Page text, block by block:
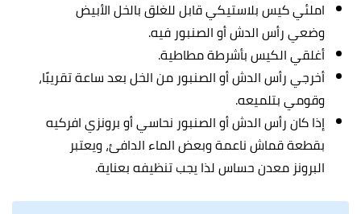
املئي كيس بلاستيكي قابل للغلق بالخل الأبيض
وضعي رأس الدش أو الصنبور فيه.
أغلقي الكيس بأشرطة مطاطية.
أخرجي رأس الدش أو الصنبور من الخل بعد ساعة تقريبًا،
وقومي بتلميعه.
إذا كان رأس الدش أو الصنبور نحاسي أو برونزي افركيه
بقطعة قماش ناعمة وبعض الماء الدافئ، ويعتبر
البرونز معدن حساس لذا يجب تنظيفه بعناية.